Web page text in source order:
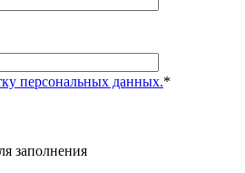
персональных данных.*
заполнения